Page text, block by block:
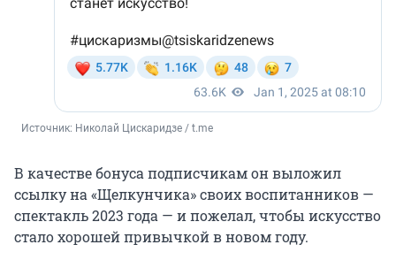
Источник: Николай Цискаридзе / t.me
В качестве бонуса подписчикам он выложил
ссылку на «Щелкунчика» своих воспитанников —
спектакль 2023 года — и пожелал, чтобы искусство
стало хорошей привычкой в новом году.